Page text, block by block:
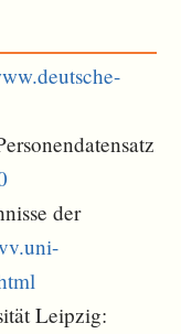
der
Leipzig: